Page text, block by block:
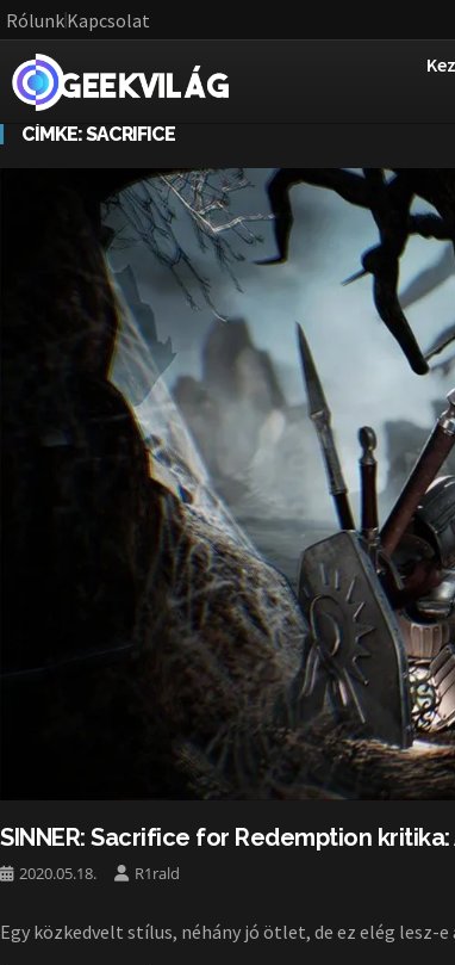
RólunkKapcsolat
CÍMKE:SACRIFICE
SINNER: Sacrifice for Redemption
2020.05.18. R1rald
Egy közkedvelt stílus, néhány jó ötlet, de ez elég lesz-e